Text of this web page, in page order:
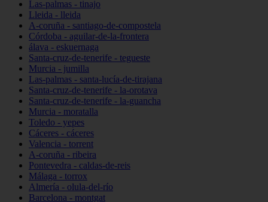
Las-palmas - tinajo
Lleida - lleida
A-coruña - santiago-de-compostela
Córdoba - aguilar-de-la-frontera
álava - eskuernaga
Santa-cruz-de-tenerife - tegueste
Murcia - jumilla
Las-palmas - santa-lucía-de-tirajana
Santa-cruz-de-tenerife - la-orotava
Santa-cruz-de-tenerife - la-guancha
Murcia - moratalla
Toledo - yepes
Cáceres - cáceres
Valencia - torrent
A-coruña - ribeira
Pontevedra - caldas-de-reis
Málaga - torrox
Almería - olula-del-río
Barcelona - montgat